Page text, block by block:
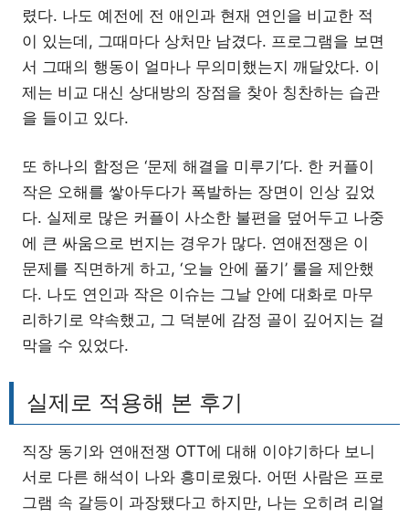
렸다. 나도 예전에 전 애인과 현재 연인을 비교한 적
이 있는데, 그때마다 상처만 남겼다. 프로그램을 보면
서 그때의 행동이 얼마나 무의미했는지 깨달았다. 이
제는 비교 대신 상대방의 장점을 찾아 칭찬하는 습관
을 들이고 있다.
또 하나의 함정은 ‘문제 해결을 미루기’다. 한 커플이
작은 오해를 쌓아두다가 폭발하는 장면이 인상 깊었
다. 실제로 많은 커플이 사소한 불편을 덮어두고 나중
에 큰 싸움으로 번지는 경우가 많다. 연애전쟁은 이
문제를 직면하게 하고, ‘오늘 안에 풀기’ 룰을 제안했
다. 나도 연인과 작은 이슈는 그날 안에 대화로 마무
리하기로 약속했고, 그 덕분에 감정 골이 깊어지는 걸
막을 수 있었다.
실제로 적용해 본 후기
직장 동기와 연애전쟁 OTT에 대해 이야기하다 보니
서로 다른 해석이 나와 흥미로웠다. 어떤 사람은 프로
그램 속 갈등이 과장됐다고 하지만, 나는 오히려 리얼